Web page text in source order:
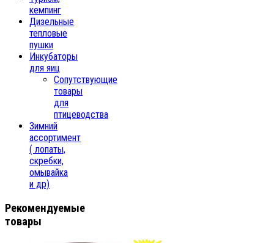
кемпинг
Дизельные
тепловые
пушки
Инкубаторы
для яиц
Сопутствующие
товары
для
птицеводства
Зимний
ассортимент
( лопаты,
скребки,
омывайка
и др)
Рекомендуемые
товары